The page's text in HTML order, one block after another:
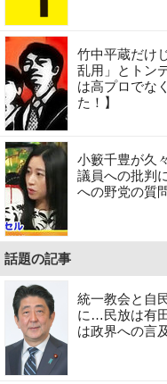
竹中平蔵だけ
乱用」とトン
は高プロでな
た！】
小籔千豊が久
議員への批判
への野党の質
話題の記事
統一教会と自
に…民放は有
は政界への言